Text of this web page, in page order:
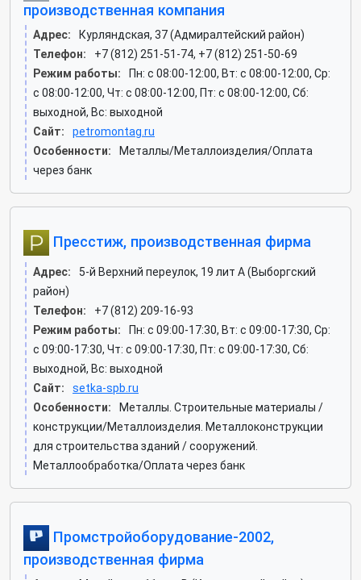
производственная компания
Адрес:
Курляндская, 37 (Адмиралтейский район)
Телефон:
+7 (812) 251-51-74, +7 (812) 251-50-69
Режим работы:
Пн: c 08:00-12:00, Вт: c 08:00-12:00, Ср:
c 08:00-12:00, Чт: c 08:00-12:00, Пт: c 08:00-12:00, Сб:
выходной, Вс: выходной
Сайт:
petromontag.ru
Особенности:
Металлы/Металлоизделия/Оплата
через банк
Пресстиж, производственная фирма
Адрес:
5-й Верхний переулок, 19 лит А (Выборгский
район)
Телефон:
+7 (812) 209-16-93
Режим работы:
Пн: c 09:00-17:30, Вт: c 09:00-17:30, Ср:
c 09:00-17:30, Чт: c 09:00-17:30, Пт: c 09:00-17:30, Сб:
выходной, Вс: выходной
Сайт:
setka-spb.ru
Особенности:
Металлы. Строительные материалы /
конструкции/Металлоизделия. Металлоконструкции
для строительства зданий / сооружений.
Металлообработка/Оплата через банк
Промстройоборудование-2002,
производственная фирма